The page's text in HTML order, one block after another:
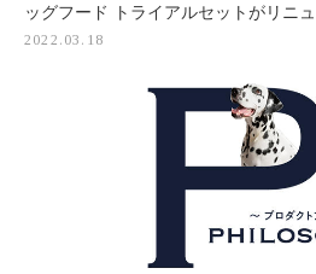
ッグフード トライアルセットがリニュ
2022.03.18